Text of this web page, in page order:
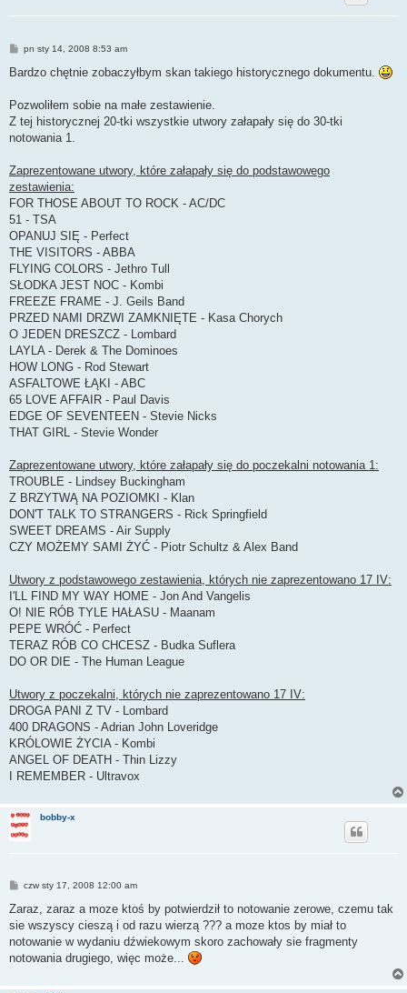
P
s
pn sty 14, 2008 8:53 am
Bardzo chętnie zobaczyłbym skan takiego historycznego dokumentu.
Pozwoliłem sobie na małe zestawienie.
Z tej historycznej 20-tki wszystkie utwory załapały się do 30-tki
notowania 1.
Zaprezentowane utwory, które załapały się do podstawowego
zestawienia:
FOR THOSE ABOUT TO ROCK - AC/DC
51 - TSA
OPANUJ SIĘ - Perfect
THE VISITORS - ABBA
FLYING COLORS - Jethro Tull
SŁODKA JEST NOC - Kombi
FREEZE FRAME - J. Geils Band
PRZED NAMI DRZWI ZAMKNIĘTE - Kasa Chorych
O JEDEN DRESZCZ - Lombard
LAYLA - Derek & The Dominoes
HOW LONG - Rod Stewart
ASFALTOWE ŁĄKI - ABC
65 LOVE AFFAIR - Paul Davis
EDGE OF SEVENTEEN - Stevie Nicks
THAT GIRL - Stevie Wonder
Zaprezentowane utwory, które załapały się do poczekalni notowania 1:
TROUBLE - Lindsey Buckingham
Z BRZYTWĄ NA POZIOMKI - Klan
DON'T TALK TO STRANGERS - Rick Springfield
SWEET DREAMS - Air Supply
CZY MOŻEMY SAMI ŻYĆ - Piotr Schultz & Alex Band
Utwory z podstawowego zestawienia, których nie zaprezentowano 17 IV:
I'LL FIND MY WAY HOME - Jon And Vangelis
O! NIE RÓB TYLE HAŁASU - Maanam
PEPE WRÓĆ - Perfect
TERAZ RÓB CO CHCESZ - Budka Suflera
DO OR DIE - The Human League
Utwory z poczekalni, których nie zaprezentowano 17 IV:
DROGA PANI Z TV - Lombard
400 DRAGONS - Adrian John Loveridge
KRÓLOWIE ŻYCIA - Kombi
ANGEL OF DEATH - Thin Lizzy
I REMEMBER - Ultravox
bobby-x
P
s
czw sty 17, 2008 12:00 am
Zaraz, zaraz a moze ktoś by potwierdził to notowanie zerowe, czemu tak
sie wszyscy cieszą i od razu wierzą ??? a moze ktos by miał to
notowanie w wydaniu dźwiekowym skoro zachowały sie fragmenty
notowania drugiego, więc może...